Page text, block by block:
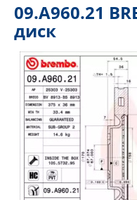
09.A960.21
диск